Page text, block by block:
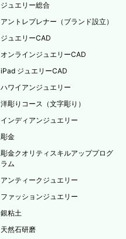
ジュエリー総合
アントレプレナー（ブランド設立）
ジュエリーCAD
オンラインジュエリーCAD
iPad ジュエリーCAD
ハワイアンジュエリー
洋彫りコース（文字彫り）
インディアンジュエリー
彫金
彫金クオリティスキルアッププログ
ラム
アンティークジュエリー
ファッションジュエリー
銀粘土
天然石研磨